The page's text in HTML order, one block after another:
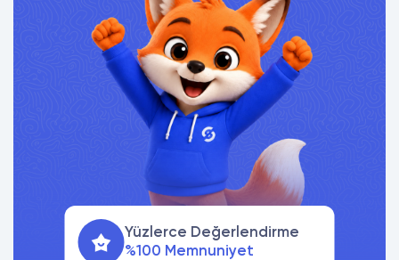
Yüzlerce Değerlendirme
%100 Memnuniyet